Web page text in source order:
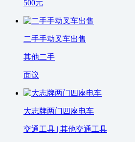
500元
二手手动叉车出售
其他二手
面议
大志牌两门四座电车
交通工具 | 其他交通工具